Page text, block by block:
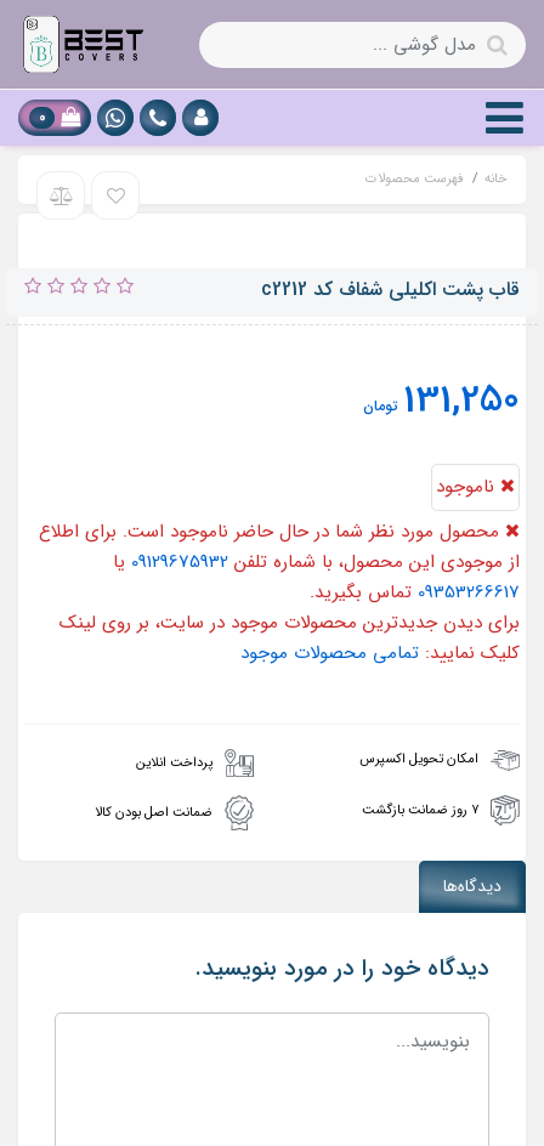
0
خانه فهرست محصولات
قاب پشت اکلیلی شفاف کد c2212
131,250 تومان
ناموجود
محصول مورد نظر شما در حال حاضر ناموجود است. برای اطلاع
از موجودی این محصول، با شماره تلفن 09129675932 یا
09353266617 تماس بگیرید.
برای دیدن جدیدترین محصولات موجود در سایت، بر روی لینک
کلیک نمایید: تمامی محصولات موجود
امکان تحویل اکسپرس پرداخت انلاین
۷ روز ضمانت بازگشت ضمانت اصل بودن کالا
دیدگاه‌ها
دیدگاه خود را در مورد بنویسید.